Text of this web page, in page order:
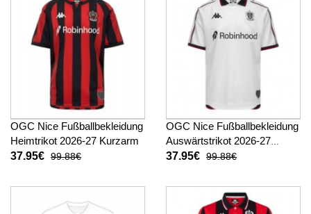
OGC Nice Fußballbekleidung
Heimtrikot 2026-27 Kurzarm
37.95€ 99.88€
OGC Nice Fußballbekleidung
Auswärtstrikot 2026-27
Kurzarm
37.95€ 99.88€